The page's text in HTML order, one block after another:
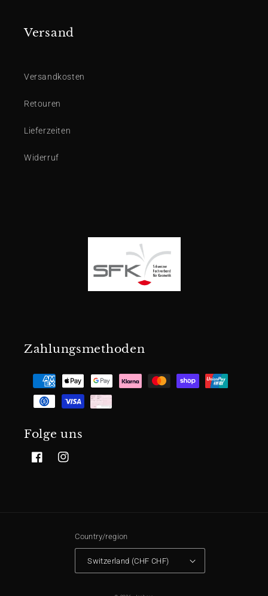
Versand
Versandkosten
Retouren
Lieferzeiten
Widerruf
Zahlungsmethoden
Folge uns
FacebookInstagram
Country/region
Switzerland (CHF CHF)